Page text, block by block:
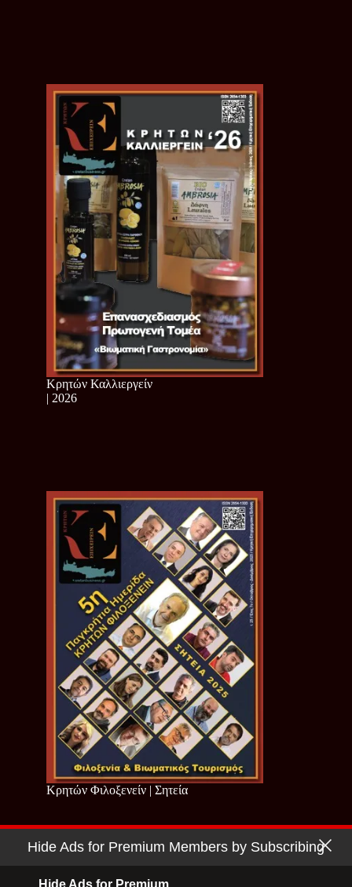
Κρητών Καλλιεργείν
| 2026
Κρητών Φιλοξενείν | Σητεία
Copyright © 2026 - Cretan Business | Κρητών Επιχειρείν
Hide Ads for Premium Members by Subscribing
Hide Ads for Premium